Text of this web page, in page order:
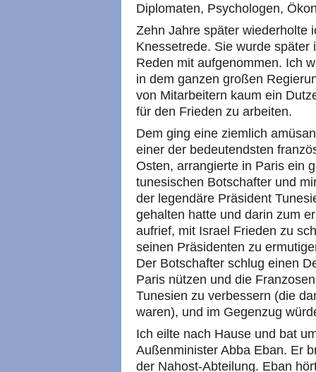
Diplomaten, Psychologen,
Zehn Jahre später wiederholte
Knessetrede. Sie wurde
Reden mit aufgenommen. Ich
in dem ganzen großen
von Mitarbeitern kaum ein
für den Frieden zu arbeiten.
Dem ging eine ziemlich
einer der bedeutendsten
Osten, arrangierte in Paris ein
tunesischen Botschafter und
der legendäre Präsident
gehalten hatte und darin zum
aufrief, mit Israel Frieden zu
seinen Präsidenten zu
Der Botschafter schlug einen
Paris nützen und die
Tunesien zu verbessern (die
waren), und im Gegenzug
Ich eilte nach Hause und bat
Außenminister Abba Eban. Er
der Nahost-Abteilung. Eban